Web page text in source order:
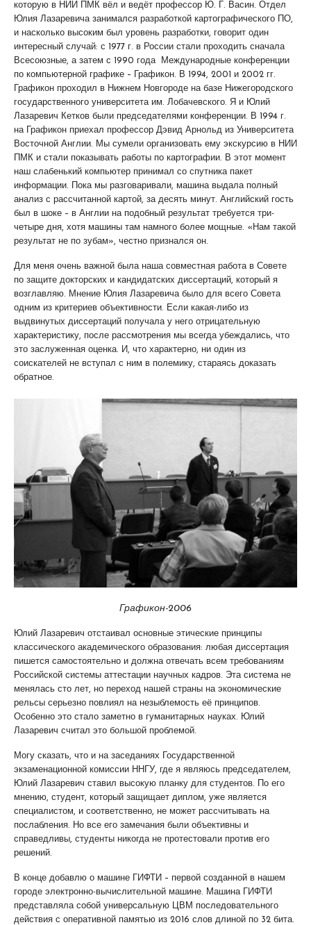
которую в НИИ ПМК вёл и ведёт профессор Ю. Г. Васин. Отдел
Юлия Лазаревича занимался разработкой картографического ПО,
и насколько высоким был уровень разработки, говорит один
интересный случай: с 1977 г. в России стали проходить сначала
Всесоюзные, а затем с 1990 года Международные конференции
по компьютерной графике – Графикон. В 1994, 2001 и 2002 гг.
Графикон проходил в Нижнем Новгороде на базе Нижегородского
государственного университета им. Лобачевского. Я и Юлий
Лазаревич Кетков были председателями конференции. В 1994 г.
на Графикон приехал профессор Дэвид Арнольд из Университета
Восточной Англии. Мы сумели организовать ему экскурсию в НИИ
ПМК и стали показывать работы по картографии. В этот момент
наш слабенький компьютер принимал со спутника пакет
информации. Пока мы разговаривали, машина выдала полный
анализ с рассчитанной картой, за десять минут. Английский гость
был в шоке – в Англии на подобный результат требуется три-
четыре дня, хотя машины там намного более мощные. «Нам такой
результат не по зубам», честно признался он.
Для меня очень важной была наша совместная работа в Совете
по защите докторских и кандидатских диссертаций, который я
возглавляю. Мнение Юлия Лазаревича было для всего Совета
одним из критериев объективности. Если какая-либо из
выдвинутых диссертаций получала у него отрицательную
характеристику, после рассмотрения мы всегда убеждались, что
это заслуженная оценка. И, что характерно, ни один из
соискателей не вступал с ним в полемику, стараясь доказать
обратное.
Графикон-2006
Юлий Лазаревич отстаивал основные этические принципы
классического академического образования: любая диссертация
пишется самостоятельно и должна отвечать всем требованиям
Российской системы аттестации научных кадров. Эта система не
менялась сто лет, но переход нашей страны на экономические
рельсы серьезно повлиял на незыблемость её принципов.
Особенно это стало заметно в гуманитарных науках. Юлий
Лазаревич считал это большой проблемой.
Могу сказать, что и на заседаниях Государственной
экзаменационной комиссии ННГУ, где я являюсь председателем,
Юлий Лазаревич ставил высокую планку для студентов. По его
мнению, студент, который защищает диплом, уже является
специалистом, и соответственно, не может рассчитывать на
послабления. Но все его замечания были объективны и
справедливы, студенты никогда не протестовали против его
решений.
В конце добавлю о машине ГИФТИ – первой созданной в нашем
городе электронно-вычислительной машине. Машина ГИФТИ
представляла собой универсальную ЦВМ последовательного
действия с оперативной памятью из 2016 слов длиной по 32 бита.